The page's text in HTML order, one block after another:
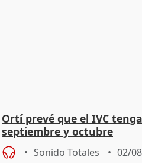
Ortí prevé que el IVC
septiembre y octubre
Sonido Totales 02/